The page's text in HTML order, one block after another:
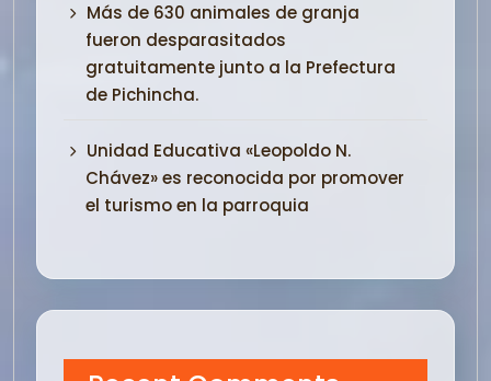
Más de 630 animales de granja
fueron desparasitados
gratuitamente junto a la Prefectura
de Pichincha.
Unidad Educativa «Leopoldo N.
Chávez» es reconocida por promover
el turismo en la parroquia